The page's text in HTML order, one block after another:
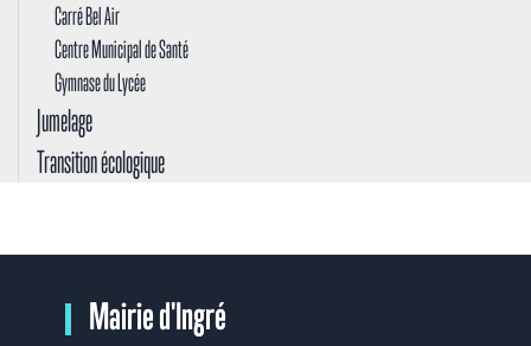
Carré Bel Air
Centre Municipal de Santé
Gymnase du Lycée
Jumelage
Transition écologique
Mairie d'Ingré